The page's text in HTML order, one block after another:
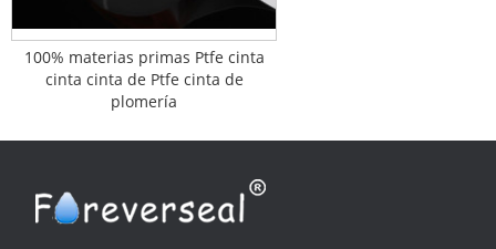
100% materias primas Ptfe cinta
cinta cinta de Ptfe cinta de
plomería